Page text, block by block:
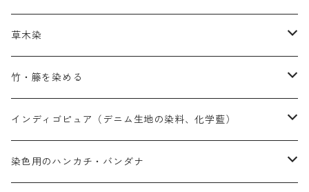
橙色系
青色系
紫色系
橙色系
補助薬品
赤色
染色に必要な薬品
アルカリ剤
補助薬品
捺染に必要な材料
捺染糊
内容量：100g
内容量：500g
バィンダー（定着剤）
増粘剤
黄色系
エロ―M3G｜定番の色合い
オレンジ系
赤色系
本洋紅
代用朱黄色口
黄色系
ファストエロ―10GN（鮮やかな黄色）
ファストエロ―5GN（黄色）
青色系
NSBAブルー
白色｜胡粉
草木染
植物染料
人気のおすすめ植物染料
インド茜・西洋茜の個別販売
濃染処理剤｜ソルバックスPS－900
媒染剤
竹・籐を染める
人気のおすすめ竹・藤を染める染料
塩基性染料（混色可能）
インディゴピュア（デニム生地の染料、化学藍）
初心者向けお試しセット販売
染色用のハンカチ・バンダナ